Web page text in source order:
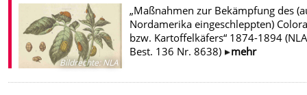
Bildrechte:NLA
„Maßnahmen zur Bekämpfung des
Nordamerika eingeschleppten)
bzw. Kartoffelkäfers“ 1874-1894
Best. 136 Nr. 8638)
mehr